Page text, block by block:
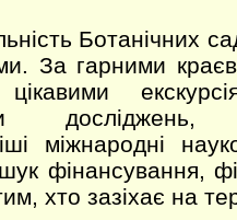
Ботанічних
За гарними
міжнародні
фінансування,
хто зазіхає на